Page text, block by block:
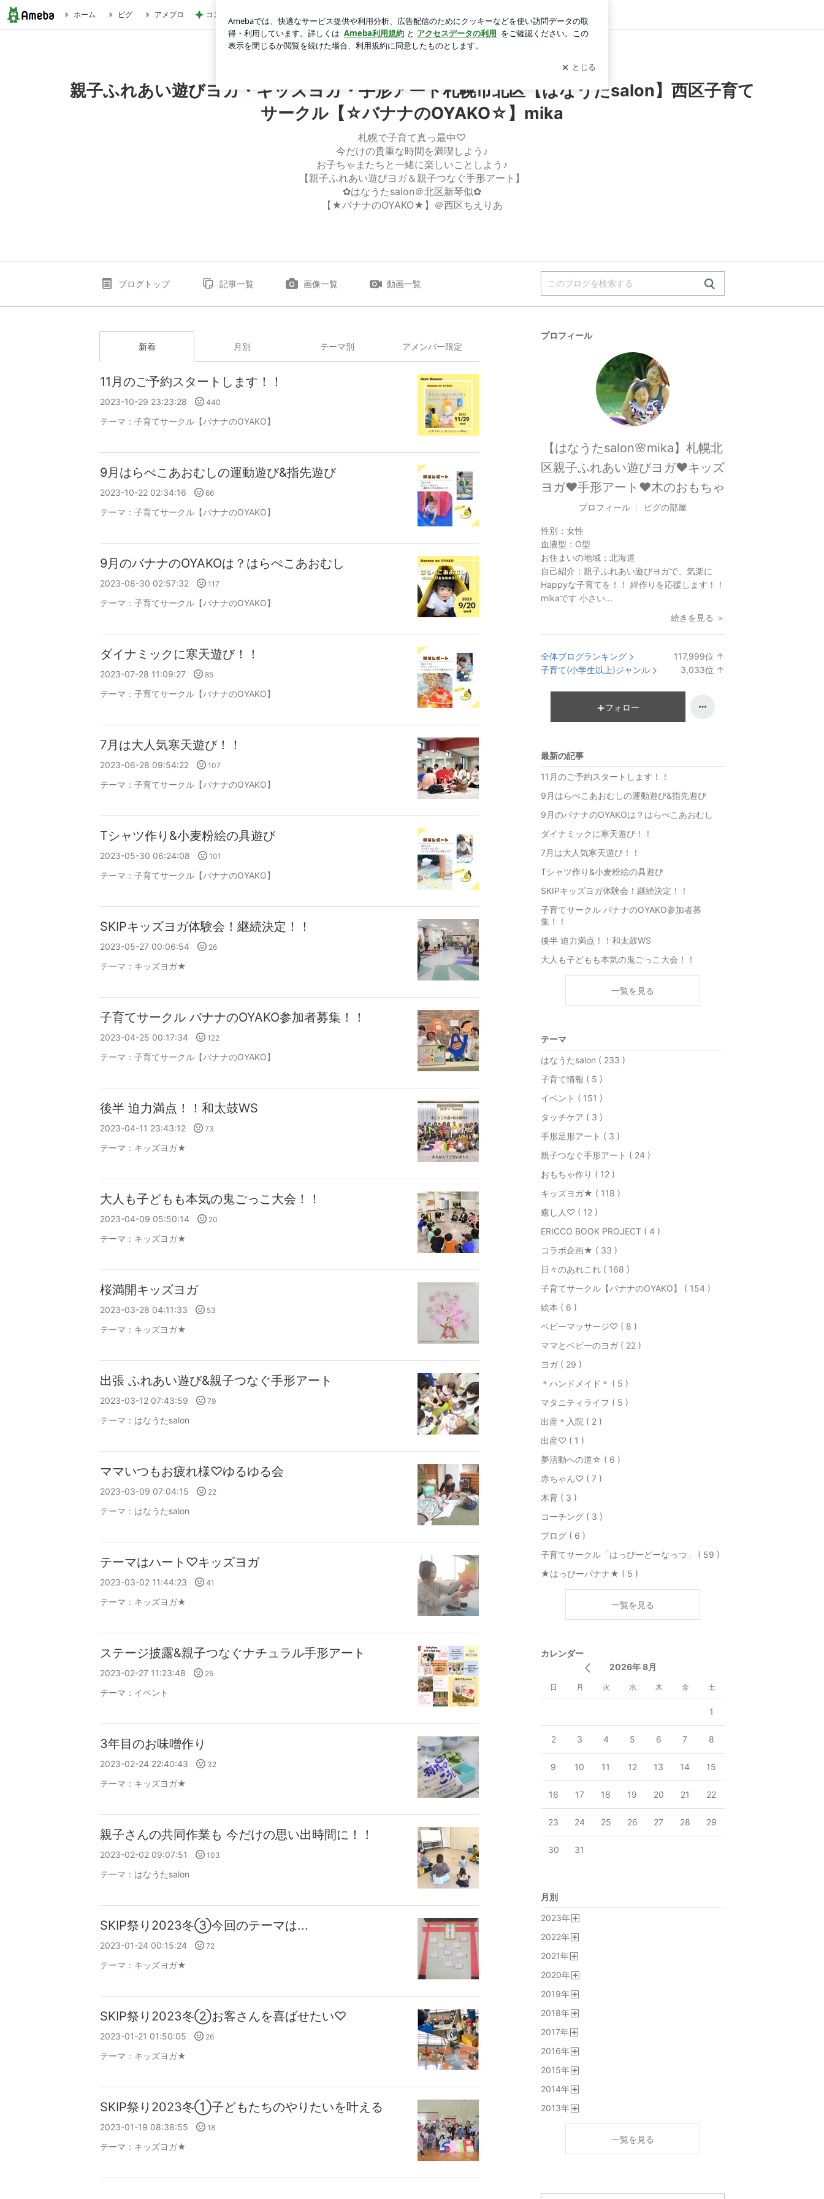
ブログ記事一覧｜親子ふれあい遊びヨガ・キッズヨガ・手形アート札幌市北区【はなうたsalon】西区子育てサークル【☆バナナのOYAKO☆】mika
ホーム ピグ アメブロ コストコで買って大正解のバター ログイン
親子ふれあい遊びヨガ・キッズヨガ・手形アート札幌市北区【はなうたsalon】西区子育て
サークル【☆バナナのOYAKO☆】mika
札幌で子育て真っ最中♡
今だけの貴重な時間を満喫しよう♪
お子ちゃまたちと一緒に楽しいことしよう♪
【親子ふれあい遊びヨガ＆親子つなぐ手形アート】
✿はなうたsalon＠北区新琴似✿
【★バナナのOYAKO★】＠西区ちえりあ
ブログトップ 記事一覧 画像一覧 動画一覧
新着 月別 テーマ別 アメンバー限定
11月のご予約スタートします！！
2023-10-29 23:23:28 440
テーマ： 子育てサークル【バナナのOYAKO】
9月はらぺこあおむしの運動遊び&指先遊び
2023-10-22 02:34:16 66
テーマ： 子育てサークル【バナナのOYAKO】
9月のバナナのOYAKOは？はらぺこあおむし
2023-08-30 02:57:32 117
テーマ： 子育てサークル【バナナのOYAKO】
ダイナミックに寒天遊び！！
2023-07-28 11:09:27 85
テーマ： 子育てサークル【バナナのOYAKO】
7月は大人気寒天遊び！！
2023-06-28 09:54:22 107
テーマ： 子育てサークル【バナナのOYAKO】
Tシャツ作り&小麦粉絵の具遊び
2023-05-30 06:24:08 101
テーマ： 子育てサークル【バナナのOYAKO】
SKIPキッズヨガ体験会！継続決定！！
2023-05-27 00:06:54 26
テーマ： キッズヨガ★
子育てサークル バナナのOYAKO参加者募集！！
2023-04-25 00:17:34 122
テーマ： 子育てサークル【バナナのOYAKO】
後半 迫力満点！！和太鼓WS
2023-04-11 23:43:12 73
テーマ： キッズヨガ★
大人も子どもも本気の鬼ごっこ大会！！
2023-04-09 05:50:14 20
テーマ： キッズヨガ★
桜満開キッズヨガ
2023-03-28 04:11:33 53
テーマ： キッズヨガ★
出張 ふれあい遊び&親子つなぐ手形アート
2023-03-12 07:43:59 79
テーマ： はなうたsalon
ママいつもお疲れ様♡ゆるゆる会
2023-03-09 07:04:15 22
テーマ： はなうたsalon
テーマはハート♡キッズヨガ
2023-03-02 11:44:23 41
テーマ： キッズヨガ★
ステージ披露&親子つなぐナチュラル手形アート
2023-02-27 11:23:48 25
テーマ： イベント
3年目のお味噌作り
2023-02-24 22:40:43 32
テーマ： キッズヨガ★
親子さんの共同作業も 今だけの思い出時間に！！
2023-02-02 09:07:51 103
テーマ： はなうたsalon
SKIP祭り2023冬③今回のテーマは...
2023-01-24 00:15:24 72
テーマ： キッズヨガ★
SKIP祭り2023冬②お客さんを喜ばせたい♡
2023-01-21 01:50:05 26
テーマ： キッズヨガ★
SKIP祭り2023冬①子どもたちのやりたいを叶える
2023-01-19 08:38:55 18
テーマ： キッズヨガ★
プロフィール
【はなうたsalon🌸mika】札幌北
区親子ふれあい遊びヨガ❤キッズ
ヨガ❤️手形アート❤木のおもちゃ
プロフィール ピグの部屋
性別： 女性
血液型： O型
お住まいの地域： 北海道
自己紹介： 親子ふれあい遊びヨガで、気楽に
Happyな子育てを！！ 絆作りを応援します！！
mikaです 小さい...
続きを見る ＞
全体ブログランキング 117,999位 ↑
子育て(小学生以上)ジャンル 3,033位 ↑
フォロー
最新の記事
11月のご予約スタートします！！
9月はらぺこあおむしの運動遊び&指先遊び
9月のバナナのOYAKOは？はらぺこあおむし
ダイナミックに寒天遊び！！
7月は大人気寒天遊び！！
Tシャツ作り&小麦粉絵の具遊び
SKIPキッズヨガ体験会！継続決定！！
子育てサークル バナナのOYAKO参加者募
集！！
後半 迫力満点！！和太鼓WS
大人も子どもも本気の鬼ごっこ大会！！
一覧を見る
テーマ
はなうたsalon ( 233 )
子育て情報 ( 5 )
イベント ( 151 )
タッチケア ( 3 )
手形足形アート ( 3 )
親子つなぐ手形アート ( 24 )
おもちゃ作り ( 12 )
キッズヨガ★ ( 118 )
癒し人♡ ( 12 )
ERICCO BOOK PROJECT ( 4 )
コラボ企画★ ( 33 )
日々のあれこれ ( 168 )
子育てサークル【バナナのOYAKO】 ( 154 )
絵本 ( 6 )
ベビーマッサージ♡ ( 8 )
ママとベビーのヨガ ( 22 )
ヨガ ( 29 )
＊ハンドメイド＊ ( 5 )
マタニティライフ ( 5 )
出産＊入院 ( 2 )
出産♡ ( 1 )
夢活動への道☆ ( 6 )
赤ちゃん♡ ( 7 )
木育 ( 3 )
コーチング ( 3 )
ブログ ( 6 )
子育てサークル「はっぴーどーなっつ」 ( 59 )
★はっぴーバナナ★ ( 5 )
一覧を見る
カレンダー
2026年 8月
日 月 火 水 木 金 土
1
2 3 4 5 6 7 8
9 10 11 12 13 14 15
16 17 18 19 20 21 22
23 24 25 26 27 28 29
30 31
月別
2023年
2022年
2021年
2020年
2019年
2018年
2017年
2016年
2015年
2014年
2013年
一覧を見る